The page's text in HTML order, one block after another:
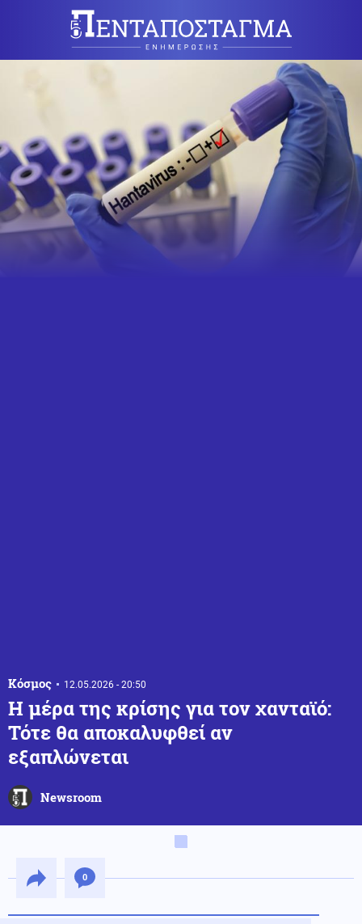
Κόσμος 12.05.2026 - 20:50
Η μέρα της κρίσης για τον χανταϊό:
Τότε θα αποκαλυφθεί αν
εξαπλώνεται
Newsroom
0